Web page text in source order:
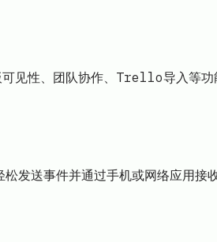
见性、团队协作、Trello导入等
送事件并通过手机或网络应用接